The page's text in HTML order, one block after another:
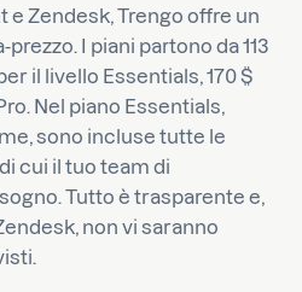
e Zendesk, Trengo offre un
I piani partono da 113
il livello Essentials, 170 $
Nel piano Essentials,
sono incluse tutte le
cui il tuo team di
Tutto è trasparente e,
non vi saranno